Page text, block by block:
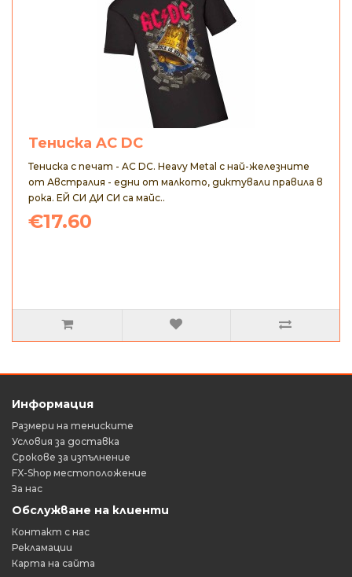
Тениска AC DC
Тениска с печат - AC DC. Heavy Metal с най-железните
от Австралия - едни от малкото, диктували правила в
рока. ЕЙ СИ ДИ СИ са майс..
€17.60
Информация
Размери на тениските
Условия за доставка
Срокове за изпълнение
FX-Shop местоположение
За нас
Обслужване на клиенти
Контакт с нас
Рекламации
Карта на сайта